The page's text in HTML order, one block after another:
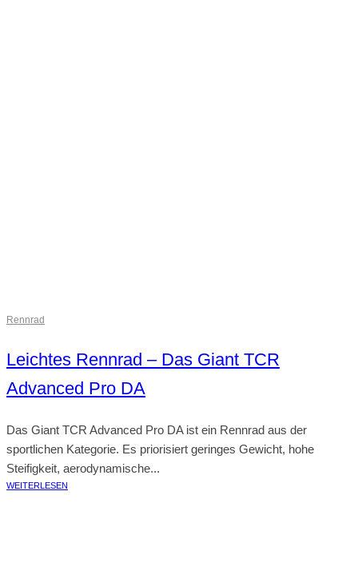
Rennrad
Leichtes Rennrad – Das Giant TCR
Advanced Pro DA
Das Giant TCR Advanced Pro DA ist ein Rennrad aus der
sportlichen Kategorie. Es priorisiert geringes Gewicht, hohe
Steifigkeit, aerodynamische...
WEITERLESEN